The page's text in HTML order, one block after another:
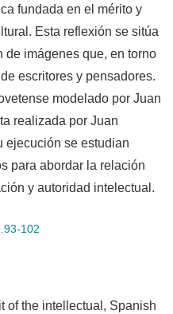
of the intellectual
Spanish
fundada en el mérito y
Esta reflexión se sitúa
de imágenes que, en torno
escritores y pensadores.
modelado por Juan
realizada por Juan
ejecución se estudian
para abordar la relación
y autoridad intelectual.
102